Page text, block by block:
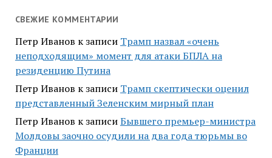
СВЕЖИЕ КОММЕНТАРИИ
Петр Иванов к записи Трамп назвал «очень
неподходящим» момент для атаки БПЛА на
резиденцию Путина
Петр Иванов к записи Трамп скептически оценил
представленный Зеленским мирный план
Петр Иванов к записиБывшего премьер-министра
Молдовы заочно осудили на два года тюрьмы во
Франции